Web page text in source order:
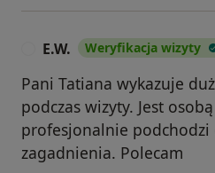
E.W. Weryfikacja wizyty
Pani Tatiana wykazuje
podczas wizyty. Jest
profesjonalnie podchodzi
zagadnienia. Polecam